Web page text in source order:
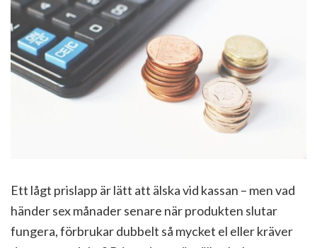
Ett lågt prislapp är lätt att älska vid kassan – men vad
händer sex månader senare när produkten slutar
fungera, förbrukar dubbelt så mycket el eller kräver